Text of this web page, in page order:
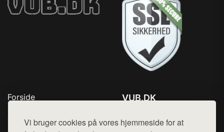
Vi bruger cookies på vores hjemmeside for at
Forside
Top Rabatter
VUB.DK